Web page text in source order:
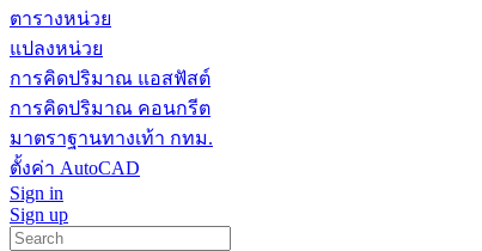
ตารางหน่วย
แปลงหน่วย
การคิดปริมาณ แอสฟัสต์
การคิดปริมาณ คอนกรีต
มาตราฐานทางเท้า กทม.
ตั้งค่า AutoCAD
Sign in
Sign up